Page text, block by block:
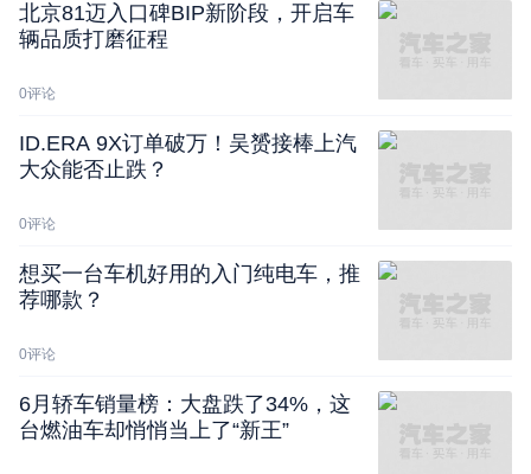
北京81迈入口碑BIP新阶段，开启车
辆品质打磨征程
0评论
ID.ERA 9X订单破万！吴赟接棒上汽
大众能否止跌？
0评论
想买一台车机好用的入门纯电车，推
荐哪款？
0评论
6月轿车销量榜：大盘跌了34%，这
台燃油车却悄悄当上了“新王”